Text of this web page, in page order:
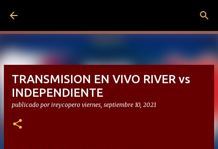
TRANSMISION EN VIVO RIVER vs
INDEPENDIENTE
publicado por ireycopero viernes, septiembre 10, 2021